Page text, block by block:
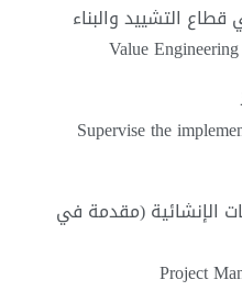
التشييد والبناء
Value
Supervise the
الإنشائية (مقدمة في
Project